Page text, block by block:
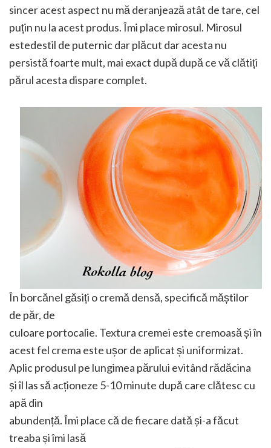
sincer acest aspect nu mă deranjează atât de tare, cel
puțin nu la acest produs. Îmi place mirosul. Mirosul
estedestil de puternic dar plăcut dar acesta nu
persistă foarte mult, mai exact după după ce vă clătiți
părul acesta dispare complet.
În borcănel găsiți o cremă densă, specifică măștilor
de păr, de
culoare portocalie. Textura cremei este cremoasă și în
acest fel crema este ușor de aplicat și uniformizat.
Aplic produsul pe lungimea părului evitând rădăcina
și îl las să acționeze 5-10 minute după care clătesc cu
apă din
abundență. Îmi place că de fiecare dată și-a făcut
treaba și îmi lasă